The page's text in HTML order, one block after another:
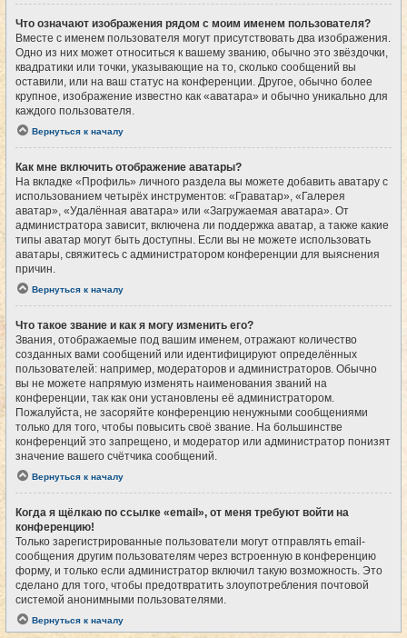
Что означают изображения рядом с моим именем пользователя?
Вместе с именем пользователя могут присутствовать два изображения.
Одно из них может относиться к вашему званию, обычно это звёздочки,
квадратики или точки, указывающие на то, сколько сообщений вы
оставили, или на ваш статус на конференции. Другое, обычно более
крупное, изображение известно как «аватара» и обычно уникально для
каждого пользователя.
Вернуться к началу
Как мне включить отображение аватары?
На вкладке «Профиль» личного раздела вы можете добавить аватару с
использованием четырёх инструментов: «Граватар», «Галерея
аватар», «Удалённая аватара» или «Загружаемая аватара». От
администратора зависит, включена ли поддержка аватар, а также какие
типы аватар могут быть доступны. Если вы не можете использовать
аватары, свяжитесь с администратором конференции для выяснения
причин.
Вернуться к началу
Что такое звание и как я могу изменить его?
Звания, отображаемые под вашим именем, отражают количество
созданных вами сообщений или идентифицируют определённых
пользователей: например, модераторов и администраторов. Обычно
вы не можете напрямую изменять наименования званий на
конференции, так как они установлены её администратором.
Пожалуйста, не засоряйте конференцию ненужными сообщениями
только для того, чтобы повысить своё звание. На большинстве
конференций это запрещено, и модератор или администратор понизят
значение вашего счётчика сообщений.
Вернуться к началу
Когда я щёлкаю по ссылке «email», от меня требуют войти на
конференцию!
Только зарегистрированные пользователи могут отправлять email-
сообщения другим пользователям через встроенную в конференцию
форму, и только если администратор включил такую возможность. Это
сделано для того, чтобы предотвратить злоупотребления почтовой
системой анонимными пользователями.
Вернуться к началу